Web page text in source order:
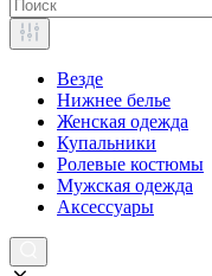
Везде
Нижнее белье
Женская одежда
Купальники
Ролевые костюмы
Мужская одежда
Аксессуары